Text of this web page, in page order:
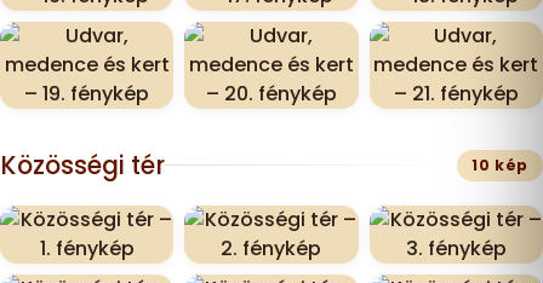
Közösségi tér 10 kép